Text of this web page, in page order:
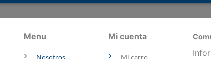
Menu
Nosotros
Mi cuenta
Mi carro